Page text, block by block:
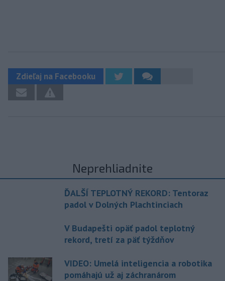
Zdieľaj na Facebooku
Neprehliadnite
ĎALŠÍ TEPLOTNÝ REKORD: Tentoraz
padol v Dolných Plachtinciach
V Budapešti opäť padol teplotný
rekord, tretí za päť týždňov
VIDEO: Umelá inteligencia a robotika
pomáhajú už aj záchranárom